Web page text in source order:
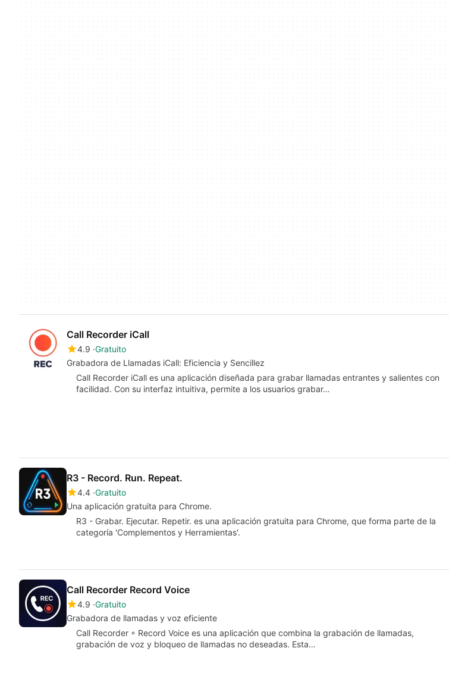
Call Recorder iCall
4.9 Gratuito
Grabadora de Llamadas iCall: Eficiencia y Sencillez
Call Recorder iCall es una aplicación diseñada para grabar llamadas entrantes y salientes con
facilidad. Con su interfaz intuitiva, permite a los usuarios grabar…
R3 - Record. Run. Repeat.
4.4 Gratuito
Una aplicación gratuita para Chrome.
R3 - Grabar. Ejecutar. Repetir. es una aplicación gratuita para Chrome, que forma parte de la
categoría 'Complementos y Herramientas'.
Call Recorder Record Voice
4.9 Gratuito
Grabadora de llamadas y voz eficiente
Call Recorder ◦ Record Voice es una aplicación que combina la grabación de llamadas,
grabación de voz y bloqueo de llamadas no deseadas. Esta…